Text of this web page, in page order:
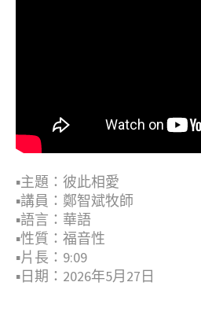
▪︎主題：彼此相愛
▪︎講員：鄭智斌牧師
▪︎語言：華語
▪︎性質：福音性
▪︎片長：9:09
▪︎日期：2026年5月27日